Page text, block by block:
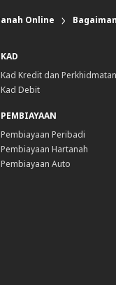
Online
KAD
Kad Kredit dan Perkhidmatan
Kad Debit
PEMBIAYAAN
Pembiayaan Peribadi
Pembiayaan Hartanah
Pembiayaan Auto